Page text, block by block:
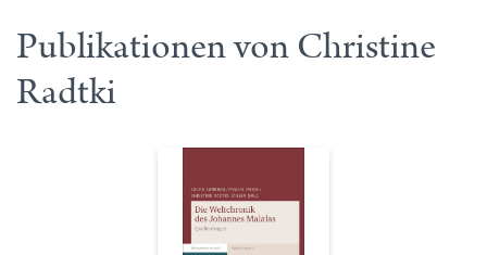
Publikationen von Christine
Radtki